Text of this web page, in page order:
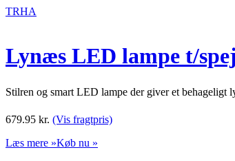
TRHA
Lynæs LED lampe t/
Stilren og smart LED lampe der giver et
679.95 kr. (Vis fragtpris)
Læs mere »Køb nu »